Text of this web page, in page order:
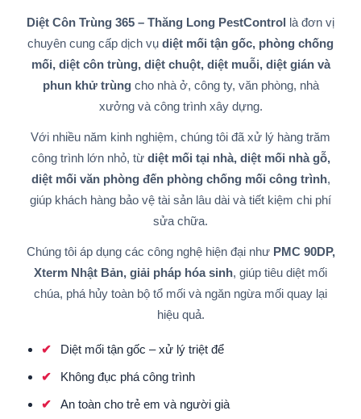
Diệt Côn Trùng 365 – Thăng Long PestControl là đơn vị
chuyên cung cấp dịch vụ diệt mối tận gốc, phòng chống
mối, diệt côn trùng, diệt chuột, diệt muỗi, diệt gián và
phun khử trùngcho nhà ở, công ty, văn phòng, nhà
xưởng và công trình xây dựng.
Với nhiều năm kinh nghiệm, chúng tôi đã xử lý hàng trăm
công trình lớn nhỏ, từ diệt mối tại nhà, diệt mối nhà gỗ,
diệt mối văn phòng đến phòng chống mối công trình,
giúp khách hàng bảo vệ tài sản lâu dài và tiết kiệm chi phí
sửa chữa.
Chúng tôi áp dụng các công nghệ hiện đại như PMC 90DP,
Xterm Nhật Bản, giải pháp hóa sinh, giúp tiêu diệt mối
chúa, phá hủy toàn bộ tổ mối và ngăn ngừa mối quay lại
hiệu quả.
Diệt mối tận gốc – xử lý triệt để
Không đục phá công trình
An toàn cho trẻ em và người già